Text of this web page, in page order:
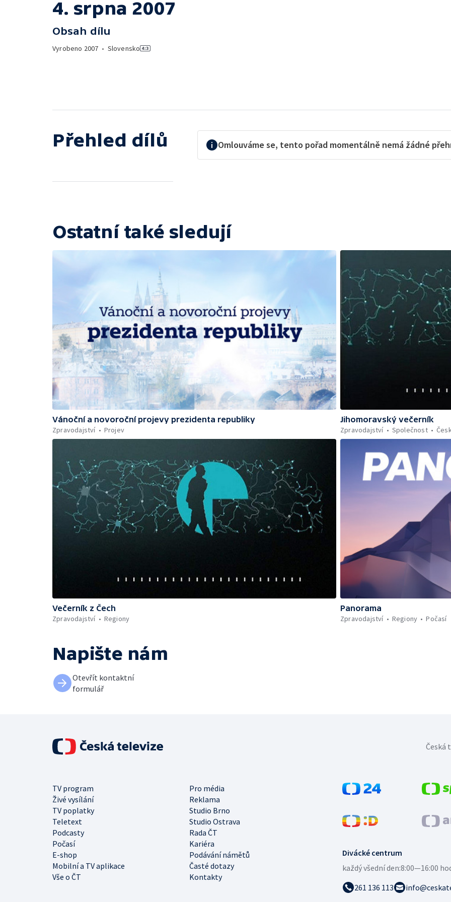
4. srpna 2007
Obsah dílu
Vyrobeno 2007 • Slovensko
Přehled dílů Omlouváme se, tento pořad momentálně nemá žádné
Ostatní také sledují
Vánoční a novoroční projevy prezidenta republiky
Zpravodajství
Projev
Jihomoravský večerník
Zpravodajství
Společnost
Večerník z Čech
Zpravodajství
Regiony
Panorama
Zpravodajství
Regiony Počasí
Napište nám
Otevřít kontaktní
formulář
Divácké centrum
každý všední den:8:00—16:00
261 136 113
TV program
Pro média
Živé vysílání
Reklama
TV poplatky
Studio Brno
Teletext
Studio Ostrava
Podcasty
Rada ČT
Počasí
Kariéra
E-shop
Podávání námětů
Mobilní a TV aplikace
Časté dotazy
Vše o ČT
Kontakty
Česká